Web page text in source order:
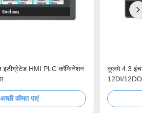
HMI PLC कॉम्बिनेशन
कीमत पाएं
कूलमे 4.3 इंच
12DI/